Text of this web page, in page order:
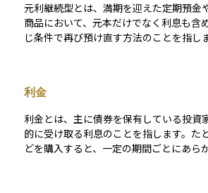
元利継続型とは、満期を迎えた定期預金
商品において、元本だけでなく利息も含
じ条件で再び預け直す方法のことを指します。 たとえ
ため、複利効果が期待でき、長期的な資
います。 一方で、金利や条件が変更されることもあるため、再
預け入れ時の内容を確認することが大切
う予定がある場合は、継続されることで
を逃す可能性もあるため注意が必要です。
利金
利金とは、主に債券を保有している投資
的に受け取る利息のことを指します。た
どを購入すると、一定の期間ごとにあら